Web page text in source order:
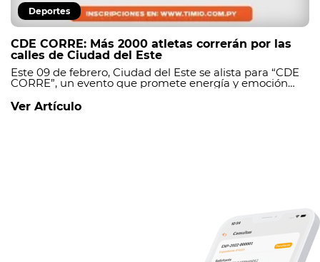
Deportes
CDE CORRE: Más 2000 atletas correrán por las
calles de Ciudad del Este
Este 09 de febrero, Ciudad del Este se alista para “CDE
CORRE”, un evento que promete energía y emoción
Ver Artículo